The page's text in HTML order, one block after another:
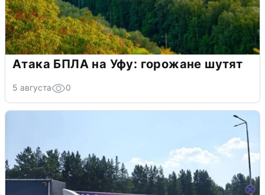
Атака БПЛА на Уфу: горожане шутят
5 августа 0